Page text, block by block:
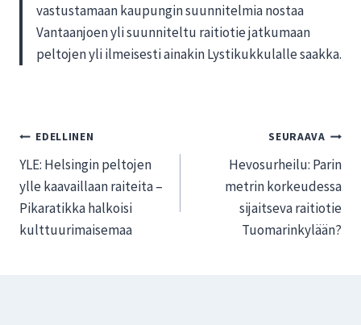
vastustamaan kaupungin suunnitelmia nostaa
Vantaanjoen yli suunniteltu raitiotie jatkumaan
peltojen yli ilmeisesti ainakin Lystikukkulalle saakka.
Artikkelien
selaus
EDELLINEN
YLE: Helsingin peltojen
ylle kaavaillaan raiteita –
Pikaratikka halkoisi
kulttuurimaisemaa
SEURAAVA
Hevosurheilu: Parin
metrin korkeudessa
sijaitseva raitiotie
Tuomarinkylään?